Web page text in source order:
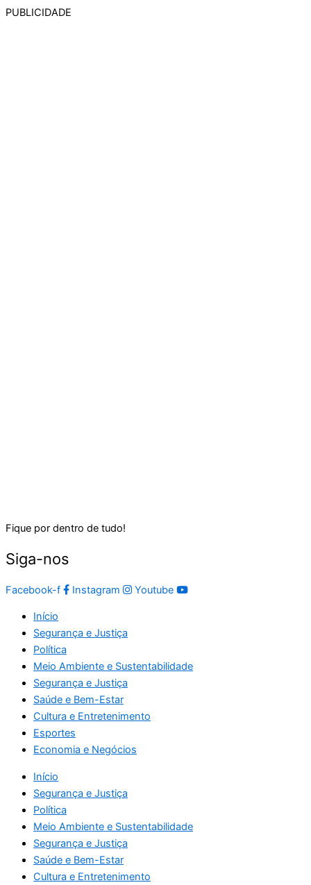
PUBLICIDADE
Fique por dentro de tudo!
Siga-nos
Facebook-f Instagram Youtube
Início
Segurança e Justiça
Política
Meio Ambiente e Sustentabilidade
Segurança e Justiça
Saúde e Bem-Estar
Cultura e Entretenimento
Esportes
Economia e Negócios
Início
Segurança e Justiça
Política
Meio Ambiente e Sustentabilidade
Segurança e Justiça
Saúde e Bem-Estar
Cultura e Entretenimento